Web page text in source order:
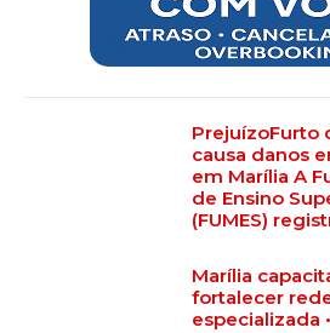
PrejuízoFurto
causa danos
em Marília A
de Ensino
(FUMES)
Marília
fortalecer
especializada